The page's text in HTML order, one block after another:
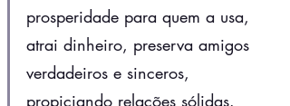
prosperidade para quem a usa,
atrai dinheiro, preserva amigos
verdadeiros e sinceros,
propiciando relações sólidas.